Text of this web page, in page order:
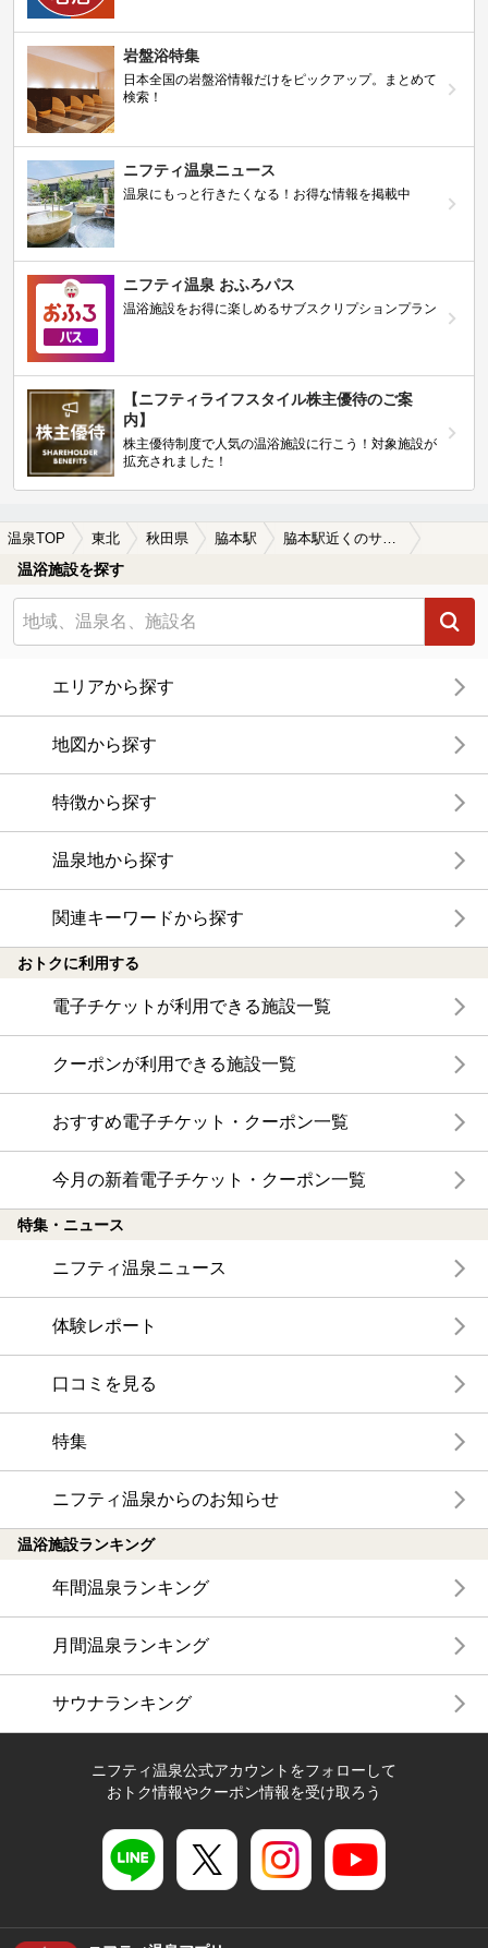
岩盤浴特集
日本全国の岩盤浴情報だけをピックアップ。まとめて
検索！
ニフティ温泉ニュース
温泉にもっと行きたくなる！お得な情報を掲載中
ニフティ温泉 おふろパス
温浴施設をお得に楽しめるサブスクリプションプラン
【ニフティライフスタイル株主優待のご案
内】
株主優待制度で人気の温浴施設に行こう！対象施設が
拡充されました！
温泉TOP 東北 秋田県 脇本駅
温浴施設を探す
エリアから探す
地図から探す
特徴から探す
温泉地から探す
関連キーワードから探す
おトクに利用する
電子チケットが利用できる施設一覧
クーポンが利用できる施設一覧
おすすめ電子チケット・クーポン一覧
今月の新着電子チケット・クーポン一覧
特集・ニュース
ニフティ温泉ニュース
体験レポート
口コミを見る
特集
ニフティ温泉からのお知らせ
温浴施設ランキング
年間温泉ランキング
月間温泉ランキング
サウナランキング
ニフティ温泉公式アカウントをフォローして
おトク情報やクーポン情報を受け取ろう